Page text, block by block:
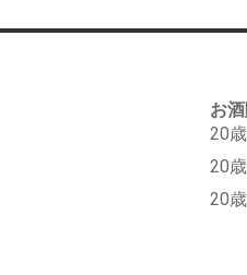
お
20
20
20